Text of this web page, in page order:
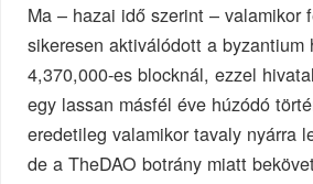
Ma – hazai idő szerint – valamikor
sikeresen aktiválódott a byzantium
4,370,000-es blocknál, ezzel
egy lassan másfél éve húzódó
eredetileg valamikor tavaly nyárra
de a TheDAO botrány miatt